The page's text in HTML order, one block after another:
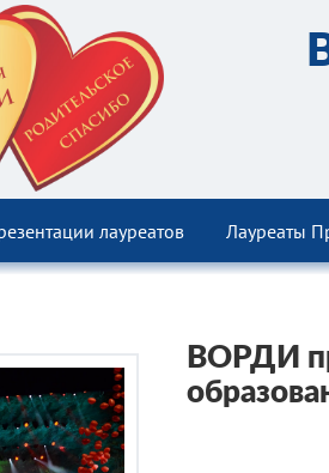
лауреатов Лауреаты
ВОРДИ